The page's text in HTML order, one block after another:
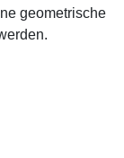
geometrische